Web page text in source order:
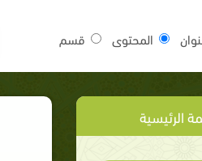
المحتوى قسم
الرئيسية